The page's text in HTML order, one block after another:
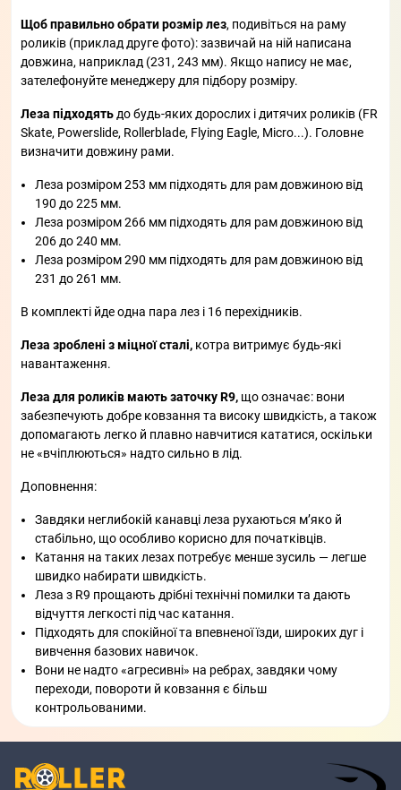
Щоб правильно обрати розмір лез, подивіться на раму
роликів (приклад друге фото): зазвичай на ній написана
довжина, наприклад (231, 243 мм). Якщо напису не має,
зателефонуйте менеджеру для підбору розміру.
Леза підходять до будь-яких дорослих і дитячих роликів (FR
Skate, Powerslide, Rollerblade, Flying Eagle, Micro...). Головне
визначити довжину рами.
Леза розміром 253 мм підходять для рам довжиною від
190 до 225 мм.
Леза розміром 266 мм підходять для рам довжиною від
206 до 240 мм.
Леза розміром 290 мм підходять для рам довжиною від
231 до 261 мм.
В комплекті йде одна пара лез і 16 перехідників.
Леза зроблені з міцної сталі, котра витримує будь-які
навантаження.
Леза для роликів мають заточку R9, що означає: вони
забезпечують добре ковзання та високу швидкість, а також
допомагають легко й плавно навчитися кататися, оскільки
не «вчіплюються» надто сильно в лід.
Доповнення:
Завдяки неглибокій канавці леза рухаються м’яко й
стабільно, що особливо корисно для початківців.
Катання на таких лезах потребує менше зусиль — легше
швидко набирати швидкість.
Леза з R9 прощають дрібні технічні помилки та дають
відчуття легкості під час катання.
Підходять для спокійної та впевненої їзди, широких дуг і
вивчення базових навичок.
Вони не надто «агресивні» на ребрах, завдяки чому
переходи, повороти й ковзання є більш
контрольованими.